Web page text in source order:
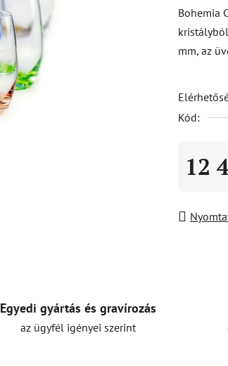
értékelése
5-
ből
csillag.
Bohemia
mm, az
Kód:
12
Egyedi gyártás és gravírozás
az ügyfél igényei szerint